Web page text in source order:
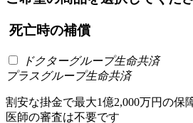
死亡時の補償
ドクターグループ生命共済
プラスグループ生命共済
割安な掛金で最大1億2,000万円の保
医師の審査は不要です